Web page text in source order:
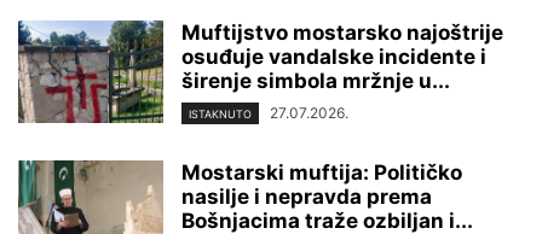
Muftijstvo mostarsko najoštrije
osuđuje vandalske incidente i
širenje simbola mržnje u...
ISTAKNUTO 27.07.2026.
Mostarski muftija: Političko
nasilje i nepravda prema
Bošnjacima traže ozbiljan i...